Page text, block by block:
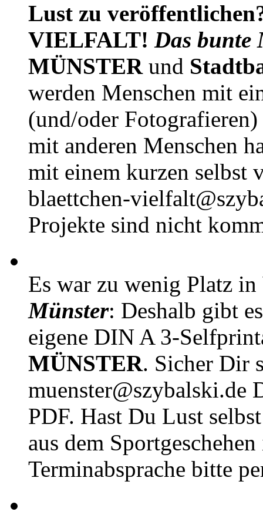
Lust zu
VIELFALT! Das bunte
MÜNSTERund
werden Menschen mit
(und/oder
mit anderen Menschen
mit einem kurzen selbst
blaettchen-
Projekte sind nicht
Es war zu wenig Platz in
Münster: Deshalb gibt
eigene DIN A 3-
MÜNSTER. Sicher Dir
muenster@szybalski.de
PDF. Hast Du Lust
aus dem
Terminabsprache bitte